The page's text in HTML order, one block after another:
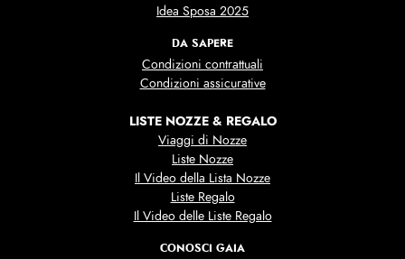
Idea Sposa 2025
DA SAPERE
Condizioni contrattuali
Condizioni assicurative
LISTE NOZZE & REGALO
Viaggi di Nozze
Liste Nozze
Il Video della Lista Nozze
Liste Regalo
Il Video delle Liste Regalo
CONOSCI GAIA